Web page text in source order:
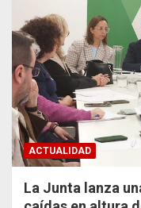
ACTUALIDAD
La Junta lanza